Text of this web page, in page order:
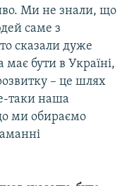
Ми не знали, що
саме з
сказали дуже
має бути в Україні,
– це шлях
таки наша
ми обираємо